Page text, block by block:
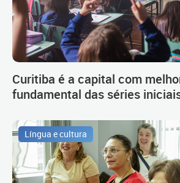
Curitiba é a capital com
fundamental das séries
Língua e cultura